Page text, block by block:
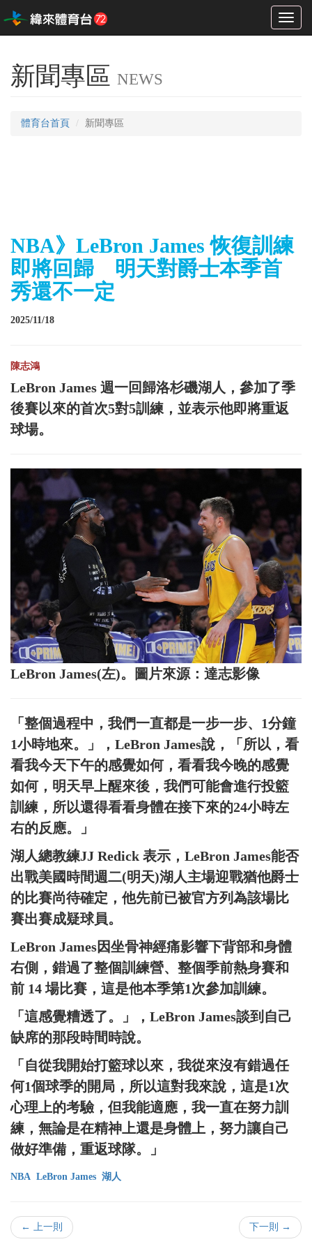
Toggle
新聞專區 NEWS
體育台首頁 新聞專區
NBA》LeBron James 恢復訓練
即將回歸 明天對爵士本季首
秀還不一定
2025/11/18
陳志鴻
LeBron James 週一回歸洛杉磯湖人，參加了季
後賽以來的首次5對5訓練，並表示他即將重返
球場。
LeBron James(左)。圖片來源：達志影像
「整個過程中，我們一直都是一步一步、1分鐘
1小時地來。」，LeBron James說，「所以，看
看我今天下午的感覺如何，看看我今晚的感覺
如何，明天早上醒來後，我們可能會進行投籃
訓練，所以還得看看身體在接下來的24小時左
右的反應。」
湖人總教練JJ Redick 表示，LeBron James能否
出戰美國時間週二(明天)湖人主場迎戰猶他爵士
的比賽尚待確定，他先前已被官方列為該場比
賽出賽成疑球員。
LeBron James因坐骨神經痛影響下背部和身體
右側，錯過了整個訓練營、整個季前熱身賽和
前 14 場比賽，這是他本季第1次參加訓練。
「這感覺糟透了。」，LeBron James談到自己
缺席的那段時間時說。
「自從我開始打籃球以來，我從來沒有錯過任
何1個球季的開局，所以這對我來說，這是1次
心理上的考驗，但我能適應，我一直在努力訓
練，無論是在精神上還是身體上，努力讓自己
做好準備，重返球隊。」
NBA LeBron James 湖人
← 上一則 下一則 →